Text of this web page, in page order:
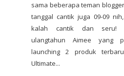
sama beberapa teman
tanggal cantik juga 09-09
kalah cantik dan seru!
ulangtahun Aimee yang
launching 2 produk
Ultimate...